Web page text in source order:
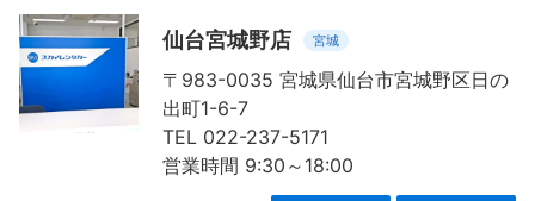
仙台宮城野店 宮城
〒983-0035 宮城県仙台市宮城野区日の
出町1-6-7
TEL 022-237-5171
営業時間 9:30～18:00